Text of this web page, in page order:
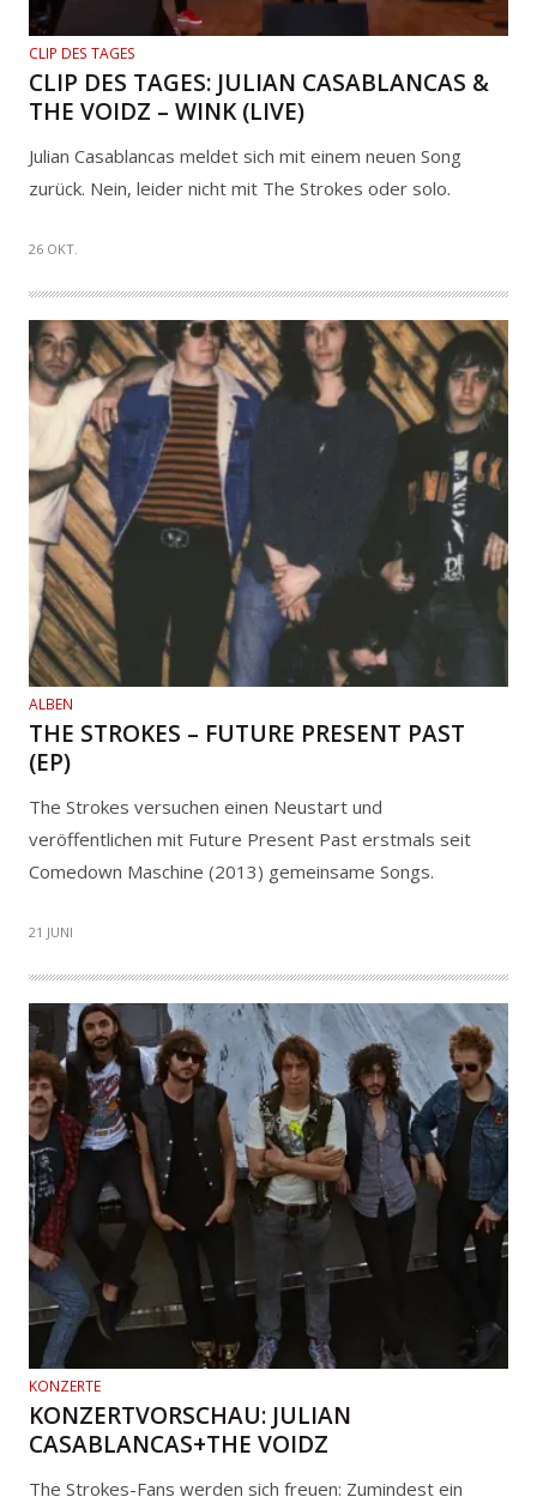
CLIP DES TAGES
CLIP DES TAGES: JULIAN CASABLANCAS &
THE VOIDZ – WINK (LIVE)
Julian Casablancas meldet sich mit einem neuen Song
zurück. Nein, leider nicht mit The Strokes oder solo.
26 OKT.
ALBEN
THE STROKES – FUTURE PRESENT PAST
(EP)
The Strokes versuchen einen Neustart und
veröffentlichen mit Future Present Past erstmals seit
Comedown Maschine (2013) gemeinsame Songs.
21 JUNI
KONZERTE
KONZERTVORSCHAU: JULIAN
CASABLANCAS+THE VOIDZ
The Strokes-Fans werden sich freuen: Zumindest ein